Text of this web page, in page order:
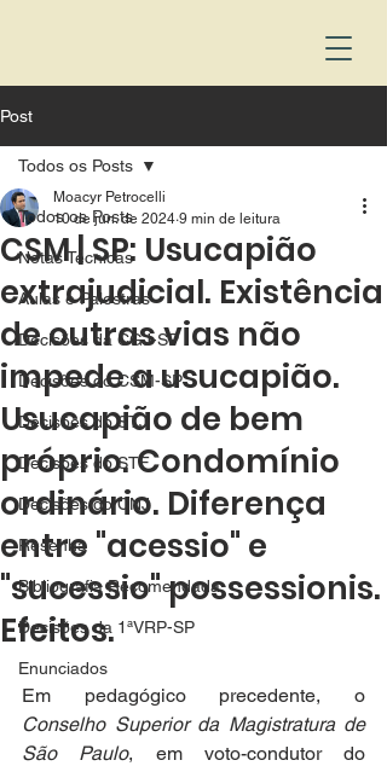
Post
Todos os Posts
Notas Técnicas
Aulas e Palestras
Decisões da CGJ-SP
Decisões do CSM-SP
Decisões do STJ
Decisões do STF
Decisões do CNJ
Resenha
Bibliografia Recomendada
Decisões da 1ªVRP-SP
Enunciados
Todos os Posts
CSM | SP: Usucapião
extrajudicial. Existência
de outras vias não
impede a usucapião.
Usucapião de bem
próprio. Condomínio
ordinário. Diferença
entre "acessio" e
"sucessio" possessionis.
Efeitos.
Moacyr Petrocelli
10 de jun. de 2024 9 min de leitura
Conselho Superior da Magistratura de
São Paulo